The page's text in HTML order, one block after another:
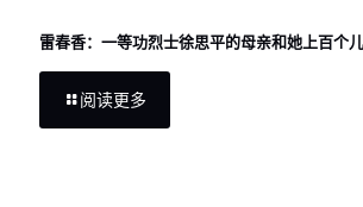
雷春香：一等功烈士徐思平的母亲和她上百个
阅读更多